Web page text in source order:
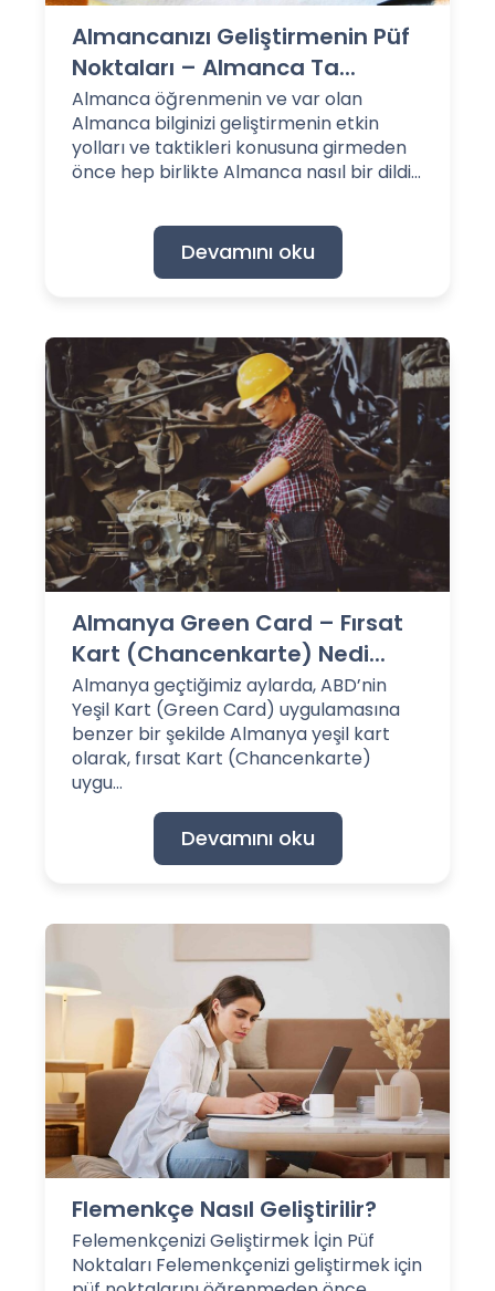
Almancanızı Geliştirmenin Püf
Noktaları – Almanca Ta...
Almanca öğrenmenin ve var olan
Almanca bilginizi geliştirmenin etkin
yolları ve taktikleri konusuna girmeden
önce hep birlikte Almanca nasıl bir dildi...
Devamını oku
Almanya Green Card – Fırsat
Kart (Chancenkarte) Nedi...
Almanya geçtiğimiz aylarda, ABD’nin
Yeşil Kart (Green Card) uygulamasına
benzer bir şekilde Almanya yeşil kart
olarak, fırsat Kart (Chancenkarte)
uygu...
Devamını oku
Flemenkçe Nasıl Geliştirilir?
Felemenkçenizi Geliştirmek İçin Püf
Noktaları Felemenkçenizi geliştirmek için